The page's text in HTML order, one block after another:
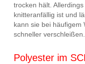
trocken hält.
knitteranfällig ist und
kann sie bei häufigem
schneller verschleißen.
Polyester im